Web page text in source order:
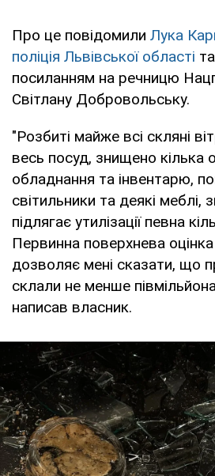
Про це повідомили Лука
поліція Львівської області
посиланням на речницю
Світлану Добровольську.
"Розбиті майже всі скляні
весь посуд, знищено кілька
обладнання та інвентарю,
світильники та деякі меблі,
підлягає утилізації певна
Первинна поверхнева оцінка
дозволяє мені сказати, що
склали не менше
написав власник.